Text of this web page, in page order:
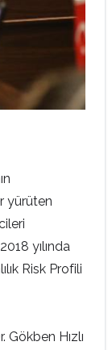
yürüten
yılında
Risk Profili
Hızlı